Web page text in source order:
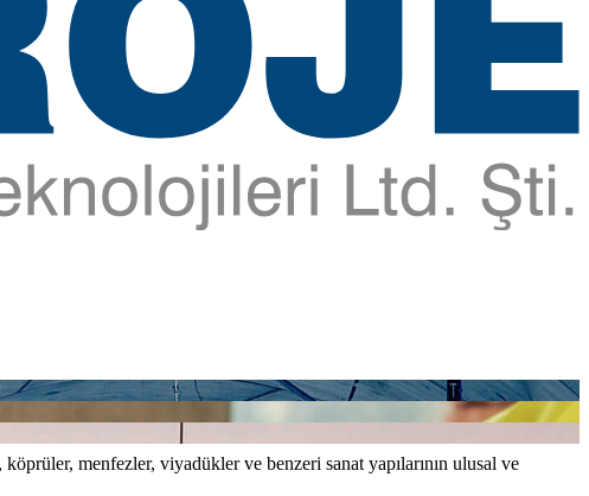
menfezler, viyadükler ve benzeri sanat yapılarının ulusal ve